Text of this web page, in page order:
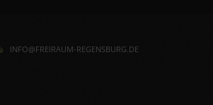
INFO@FREIRAUM-REGENSBURG.DE